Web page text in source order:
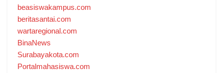
beasiswakampus.com
beritasantai.com
wartaregional.com
BinaNews
Surabayakota.com
Portalmahasiswa.com